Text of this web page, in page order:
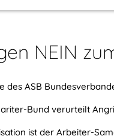
NEIN
des ASB
Bund verurteilt
ist der Arbeiter-
die einwandfreie Funktion